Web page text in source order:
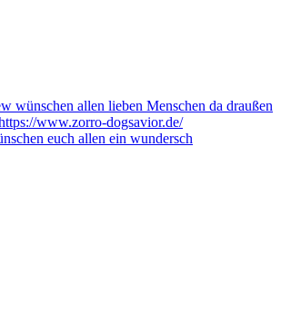
euch allen ein wundersch